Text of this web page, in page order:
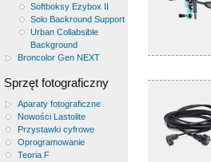
Softboksy Ezybox II
Solo Backround Support
Urban Collabsible
Background
Broncolor Gen NEXT
Sprzęt fotograficzny
Aparaty fotograficzne
Nowości Lastolite
Przystawki cyfrowe
Oprogramowanie
Teoria F